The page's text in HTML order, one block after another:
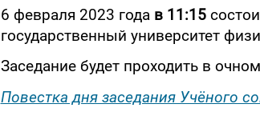
6 февраля 2023 года в 11:15
государственный университет
Заседание будет проходить в
Повестка дня заседания Учёного